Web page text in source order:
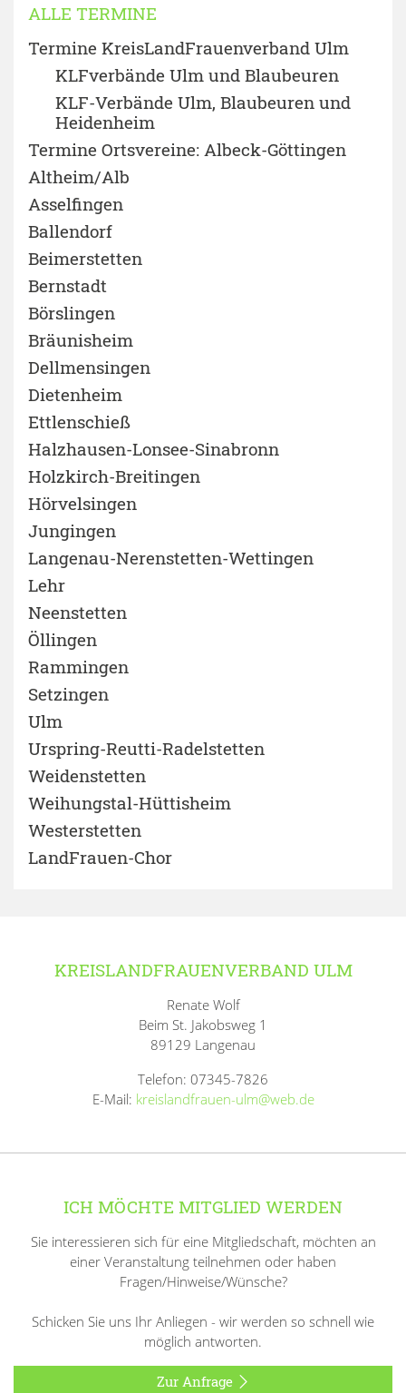
ALLE TERMINE
Termine KreisLandFrauenverband Ulm
KLFverbände Ulm und Blaubeuren
KLF-Verbände Ulm, Blaubeuren und
Heidenheim
Termine Ortsvereine: Albeck-Göttingen
Altheim/Alb
Asselfingen
Ballendorf
Beimerstetten
Bernstadt
Börslingen
Bräunisheim
Dellmensingen
Dietenheim
Ettlenschieß
Halzhausen-Lonsee-Sinabronn
Holzkirch-Breitingen
Hörvelsingen
Jungingen
Langenau-Nerenstetten-Wettingen
Lehr
Neenstetten
Öllingen
Rammingen
Setzingen
Ulm
Urspring-Reutti-Radelstetten
Weidenstetten
Weihungstal-Hüttisheim
Westerstetten
LandFrauen-Chor
KREISLANDFRAUENVERBAND ULM
Renate Wolf
Beim St. Jakobsweg 1
89129 Langenau
Telefon: 07345-7826
E-Mail: kreislandfrauen-ulm@web.de
ICH MÖCHTE MITGLIED WERDEN
Sie interessieren sich für eine Mitgliedschaft, möchten an
einer Veranstaltung teilnehmen oder haben
Fragen/Hinweise/Wünsche?
Schicken Sie uns Ihr Anliegen - wir werden so schnell wie
möglich antworten.
Zur Anfrage